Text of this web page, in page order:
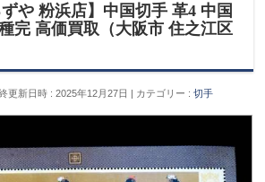
ずや 粉浜店】中国切手 革4 中国
完 高価買取（大阪市 住之江区
更新日時 : 2025年12月27日 カテゴリー :切手